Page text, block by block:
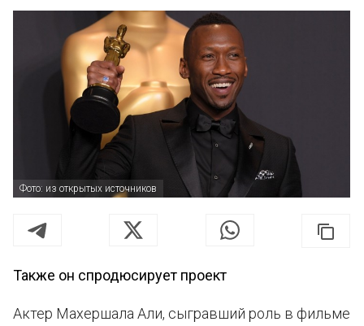
Фото: из открытых источников
Также он спродюсирует проект
Актер Махершала Али, сыгравший роль в фильме